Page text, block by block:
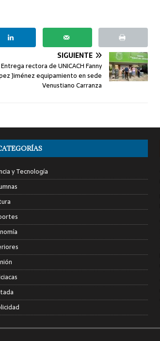
SIGUIENTE
Entrega rectora de UNICACH Fanny
Jiménez equipamiento en sede
Venustiano Carranza
y Tecnología